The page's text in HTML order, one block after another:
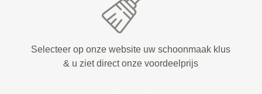
Selecteer op onze website uw schoonmaak klus
& u ziet direct onze voordeelprijs